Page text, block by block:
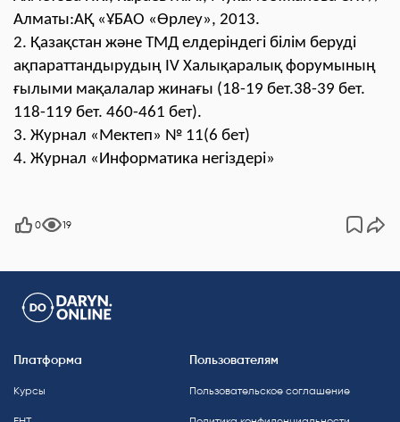
Алматы:АҚ «ҰБАО «Өрлеу», 2013.
2. Қазақстан және ТМД елдеріндегі білім беруді
ақпараттандырудың IV Халықаралық форумының
ғылыми мақалалар жинағы (18-19 бет.38-39 бет.
118-119 бет. 460-461 бет).
3. Журнал «Мектеп» № 11(6 бет)
4. Журнал «Информатика негіздері»
0 19
Платформа
Курсы
Пользователям
Пользовательское соглашение